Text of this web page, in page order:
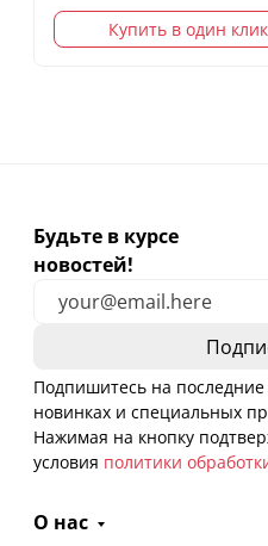
Купить в один клик
Будьте в курсе
новостей!
Подпишитесь на
новинках и специальных
Нажимая на кнопку
условия политики
О нас